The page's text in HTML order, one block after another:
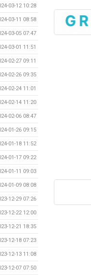
03-12 10:28
03-11 08:58
03-05 07:47
03-01 11:51
02-27 09:11
02-26 09:35
02-24 11:01
02-14 11:20
02-06 08:47
01-26 09:15
01-18 11:52
01-17 09:22
01-11 09:03
01-09 08:08
12-29 07:26
12-22 12:00
12-21 18:35
12-18 07:23
12-13 11:08
12-07 07:50